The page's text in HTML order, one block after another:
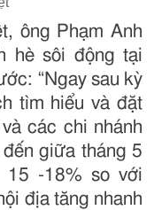
ông Phạm Anh
hè sôi động tại
“Ngay sau kỳ
tìm hiểu và đặt
các chi nhánh
giữa tháng 5
15 -18% so với
địa tăng nhanh